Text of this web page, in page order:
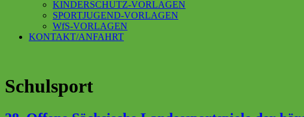
KINDERSCHUTZ-VORLAGEN
SPORTJUGEND-VORLAGEN
WfS-VORLAGEN
KONTAKT/ANFAHRT
Schulsport